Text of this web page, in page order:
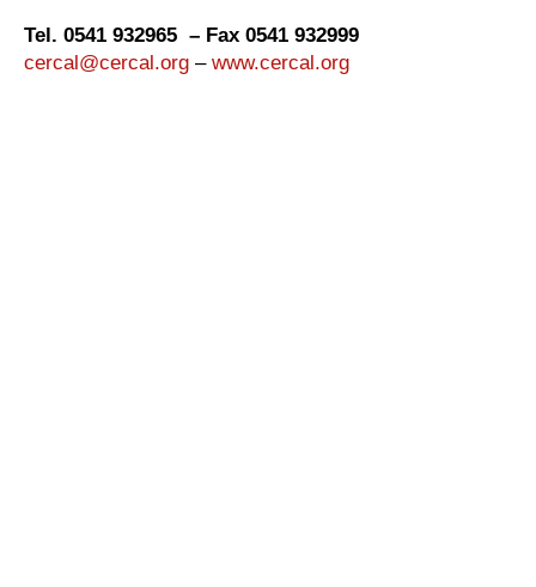
Tel. 0541 932965 – Fax 0541 932999
cercal@cercal.org – www.cercal.org